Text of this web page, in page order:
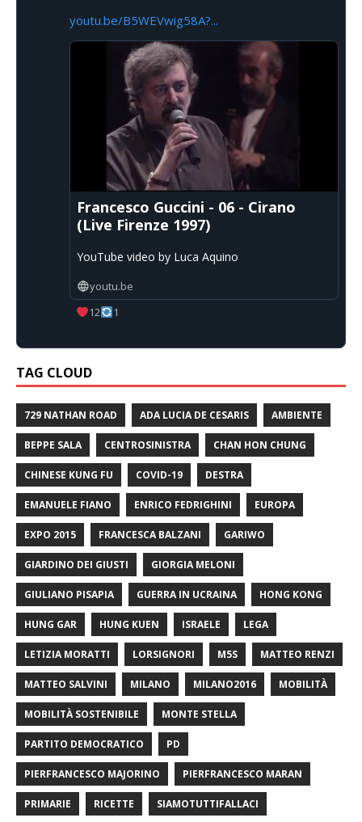
youtu.be/B5WEVwig58A?...
Francesco Guccini - 06 - Cirano
(Live Firenze 1997)
YouTube video by Luca Aquino
youtu.be
12
1
TAG CLOUD
729 NATHAN ROAD ADA LUCIA DE CESARIS AMBIENTE
BEPPE SALA CENTROSINISTRA CHAN HON CHUNG
CHINESE KUNG FU COVID-19 DESTRA
EMANUELE FIANO ENRICO FEDRIGHINI EUROPA
EXPO 2015 FRANCESCA BALZANI GARIWO
GIARDINO DEI GIUSTI GIORGIA MELONI
GIULIANO PISAPIA GUERRA IN UCRAINA HONG KONG
HUNG GAR HUNG KUEN ISRAELE LEGA
LETIZIA MORATTI LORSIGNORI M5S MATTEO RENZI
MATTEO SALVINI MILANO MILANO2016 MOBILITÀ
MOBILITÀ SOSTENIBILE MONTE STELLA
PARTITO DEMOCRATICO PD
PIERFRANCESCO MAJORINO PIERFRANCESCO MARAN
PRIMARIE RICETTE SIAMOTUTTIFALLACI